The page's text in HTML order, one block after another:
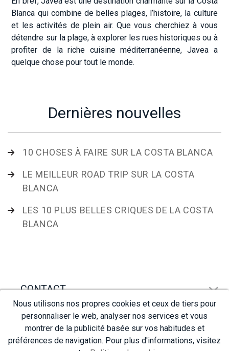
Blanca qui combine de belles plages, l’histoire, la culture
et les activités de plein air. Que vous cherchiez à vous
détendre sur la plage, à explorer les rues historiques ou à
profiter de la riche cuisine méditerranéenne, Javea a
quelque chose pour tout le monde.
Dernières nouvelles
10 CHOSES À FAIRE SUR LA COSTA BLANCA
LE MEILLEUR ROAD TRIP SUR LA COSTA
BLANCA
LES 10 PLUS BELLES CRIQUES DE LA COSTA
BLANCA
CONTACT
NAVIGATION
Nous utilisons nos propres cookies et ceux de tiers pour
personnaliser le web, analyser nos services et vous
montrer de la publicité basée sur vos habitudes et
préférences de navigation. Pour plus d'informations, visitez